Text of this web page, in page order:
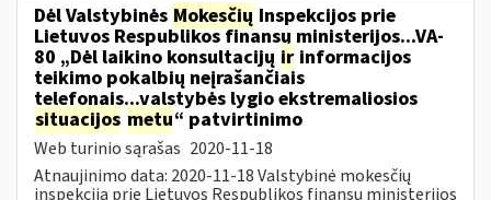
Dėl Valstybinės Mokesčių Inspekcijos prie
Lietuvos Respublikos finansų ministerijos...VA-
80 „Dėl laikino konsultacijų ir informacijos
teikimo pokalbių neįrašančiais
telefonais...valstybės lygio ekstremaliosios
situacijos metu“ patvirtinimo
Web turinio sąrašas 2020-11-18
Atnaujinimo data: 2020-11-18 Valstybinė mokesčių
inspekcija prie Lietuvos Respublikos finansų ministerijos